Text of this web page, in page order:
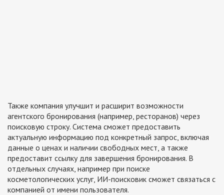
Также компания улучшит и расширит возможности
агентского бронирования (например, ресторанов) через
поисковую строку. Система сможет предоставить
актуальную информацию под конкретный запрос, включая
данные о ценах и наличии свободных мест, а также
предоставит ссылку для завершения бронирования. В
отдельных случаях, например при поиске
косметологических услуг, ИИ-поисковик сможет связаться с
компанией от имени пользователя.